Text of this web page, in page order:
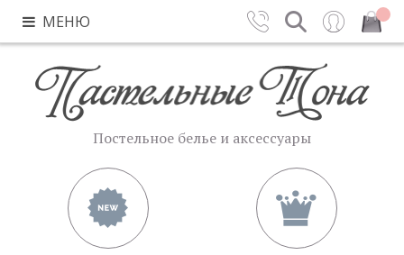
МЕНЮ Вход Закрыть
Постельное белье и аксессуары